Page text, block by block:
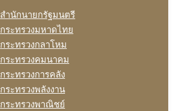
สํานักนายกรัฐมนตรี
กระทรวงมหาดไทย
กระทรวงกลาโหม
กระทรวงคมนาคม
กระทรวงการคลัง
กระทรวงพลังงาน
กระทรวงพาณิชย์